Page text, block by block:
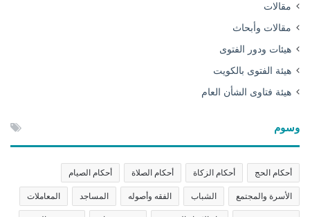
مقالات
مقالات وأبحاث
هيئات ودور الفتوى
هيئة الفتوى بالكويت
هيئة فتاوى الشأن العام
وسوم
أحكام الحج أحكام الزكاة أحكام الصلاة أحكام الصيام
الأسرة والمجتمع الشباب الفقه وأصوله المساجد المعاملات